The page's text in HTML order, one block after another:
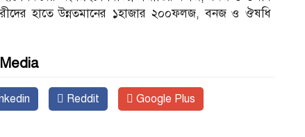
হাতে উন্নতমানের ১হাজার ২০০ফলজ, বনজ ও ঔষধি
Reddit Google Plus